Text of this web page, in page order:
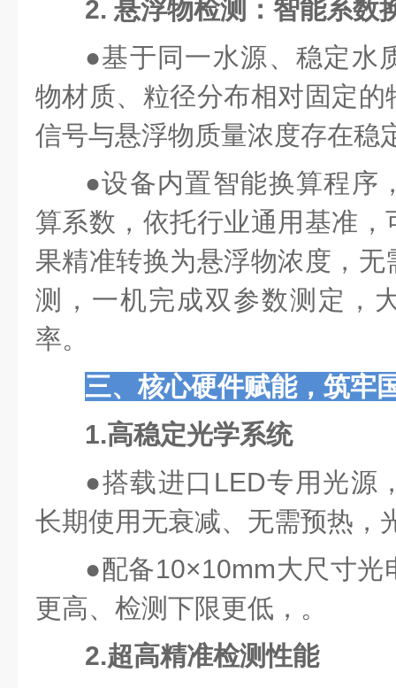
2. 悬浮物检测：智能系数
●基于同一水源、稳定水
物材质、粒径分布相对固定
信号与悬浮物质量浓度存在稳
●设备内置智能换算程序
算系数，依托行业通用基准
果精准转换为悬浮物浓度，
测，一机完成双参数测定，
率。
三、核心硬件赋能，筑牢
1.高稳定光学系统
●搭载进口LED专用光源
长期使用无衰减、无需预热，
●配备10×10mm大尺寸光
更高、检测下限更低，。
2.超高精准检测性能